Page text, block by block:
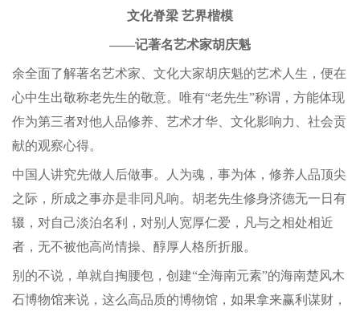
文化脊梁 艺界楷模
——记著名艺术家胡庆魁
余全面了解著名艺术家、文化大家胡庆魁的艺术人生，便在
心中生出敬称老先生的敬意。唯有“老先生”称谓，方能体现
作为第三者对他人品修养、艺术才华、文化影响力、社会贡
献的观察心得。
中国人讲究先做人后做事。人为魂，事为体，修养人品顶尖
之际，所成之事亦是非同凡响。胡老先生修身济德无一日有
辍，对自己淡泊名利，对别人宽厚仁爱，凡与之相处相近
者，无不被他高尚情操、醇厚人格所折服。
别的不说，单就自掏腰包，创建“全海南元素”的海南楚风木
石博物馆来说，这么高品质的博物馆，如果拿来赢利谋财，